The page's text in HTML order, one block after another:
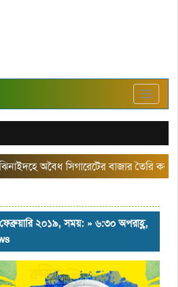
Toggle
অবৈধ সিগারেটের বাজার তৈরি করছে
২০১৯, সময়: » ৬:৩০ অপরাহ্ণ,